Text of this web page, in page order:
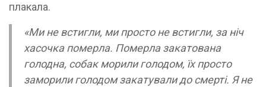
плакала.
«Ми не встигли, ми просто не встигли, за ніч
хасочка померла. Померла закатована
голодна, собак морили голодом, їх просто
заморили голодом закатували до смерті. Я не